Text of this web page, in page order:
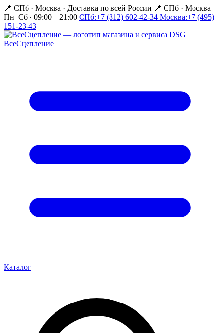
📍 СПб · Москва · Доставка по всей России 📍 СПб · Москва
Пн–Сб · 09:00 – 21:00 СПб:+7 (812) 602-42-34 Москва:+7 (495)
151-23-43
ВсеСцепление
Каталог